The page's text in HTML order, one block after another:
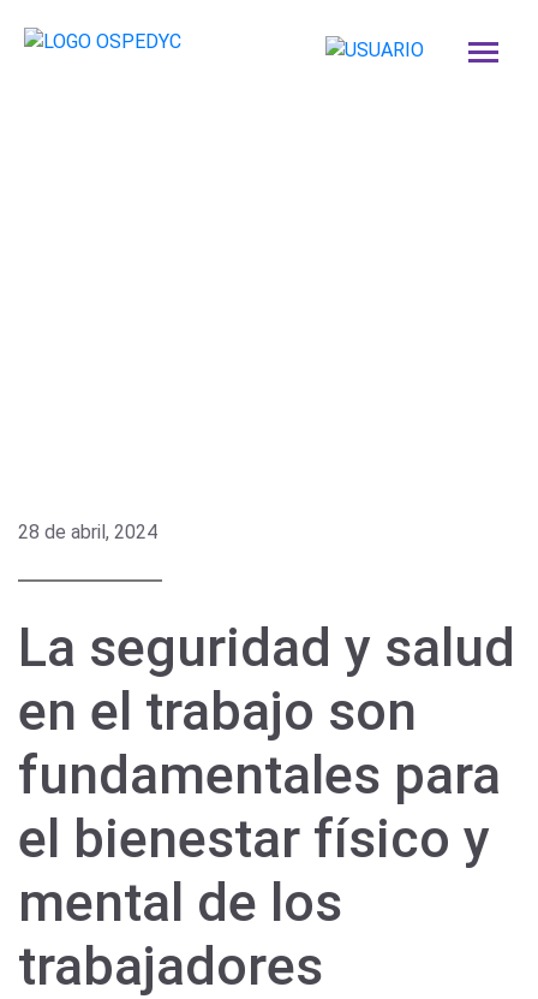
28 de abril, 2024
La seguridad y salud
en el trabajo son
fundamentales para
el bienestar físico y
mental de los
trabajadores